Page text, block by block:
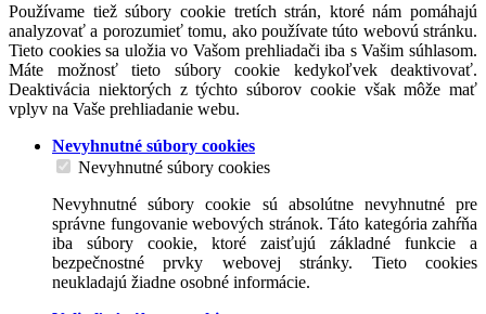
Používame tiež súbory cookie tretích strán, ktoré nám pomáhajú
analyzovať a porozumieť tomu, ako používate túto webovú stránku.
Tieto cookies sa uložia vo Vašom prehliadači iba s Vašim súhlasom.
Máte možnosť tieto súbory cookie kedykoľvek deaktivovať.
Deaktivácia niektorých z týchto súborov cookie však môže mať
vplyv na Vaše prehliadanie webu.
Nevyhnutné súbory cookies
Nevyhnutné súbory cookies
Nevyhnutné súbory cookie sú absolútne nevyhnutné pre
správne fungovanie webových stránok. Táto kategória zahŕňa
iba súbory cookie, ktoré zaisťujú základné funkcie a
bezpečnostné prvky webovej stránky. Tieto cookies
neukladajú žiadne osobné informácie.